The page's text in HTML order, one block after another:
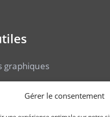
Gérer le consentement
graphiques
non-paiement de taxes